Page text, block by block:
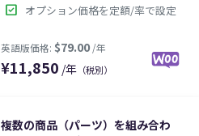
check_box オプション価格を定額/率で設定
¥11,850 /年 （税別）
複数の商品（パーツ）を組み合わ